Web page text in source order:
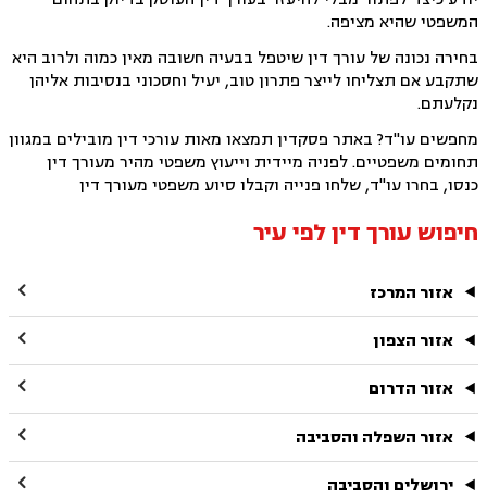
המשפטי שהיא מציפה.
בחירה נכונה של עורך דין שיטפל בבעיה חשובה מאין כמוה ולרוב היא
שתקבע אם תצליחו לייצר פתרון טוב, יעיל וחסכוני בנסיבות אליהן
נקלעתם.
מחפשים עו"ד? באתר פסקדין תמצאו מאות עורכי דין מובילים במגוון
תחומים משפטיים. לפניה מיידית וייעוץ משפטי מהיר מעורך דין
כנסו, בחרו עו"ד, שלחו פנייה וקבלו סיוע משפטי מעורך דין
חיפוש עורך דין לפי עיר
אזור המרכז 
אזור הצפון 
אזור הדרום 
אזור השפלה והסביבה 
ירושלים והסביבה 